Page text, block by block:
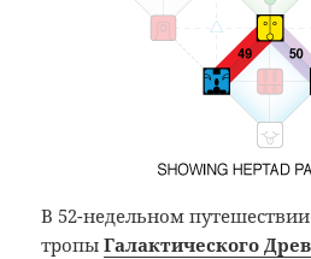
В 52-недельном
тропыГалактического